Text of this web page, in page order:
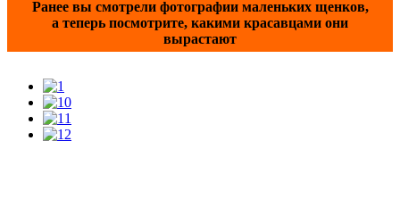
Ранее вы смотрели фотографии маленьких щенков,
а теперь посмотрите, какими красавцами они
вырастают